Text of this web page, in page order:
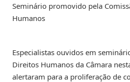
Seminário promovido pela
Humanos
Especialistas ouvidos em
Direitos Humanos da Câmara
alertaram para a proliferação de